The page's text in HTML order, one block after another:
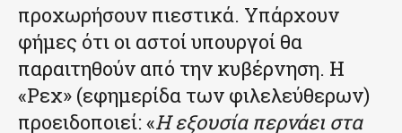
προχωρήσουν πιεστικά. Υπάρχουν
φήμες ότι οι αστοί υπουργοί θα
παραιτηθούν από την κυβέρνηση. Η
«Ρεχ» (εφημερίδα των φιλελεύθερων)
προειδοποιεί: «Η εξουσία περνάει στα